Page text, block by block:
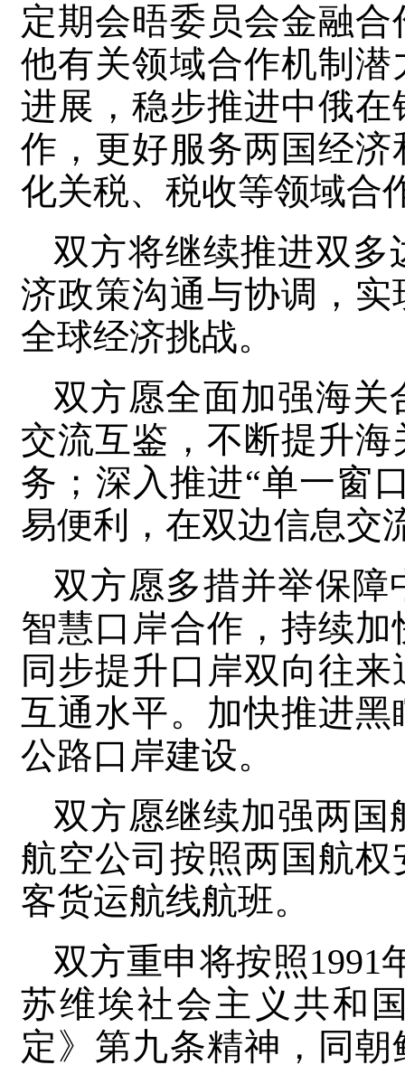
定期会晤委员会金融
他有关领域合作机制
进展，稳步推进中俄
作，更好服务两国经
化关税、税收等领域合
双方将继续推进双
济政策沟通与协调，
全球经济挑战。
双方愿全面加强海
交流互鉴，不断提升
务；深入推进“单一窗
易便利，在双边信息交
双方愿多措并举保
智慧口岸合作，持续
同步提升口岸双向往
互通水平。加快推进
公路口岸建设。
双方愿继续加强两
航空公司按照两国航
客货运航线航班。
双方重申将按照1991
苏维埃社会主义共和
定》第九条精神，同